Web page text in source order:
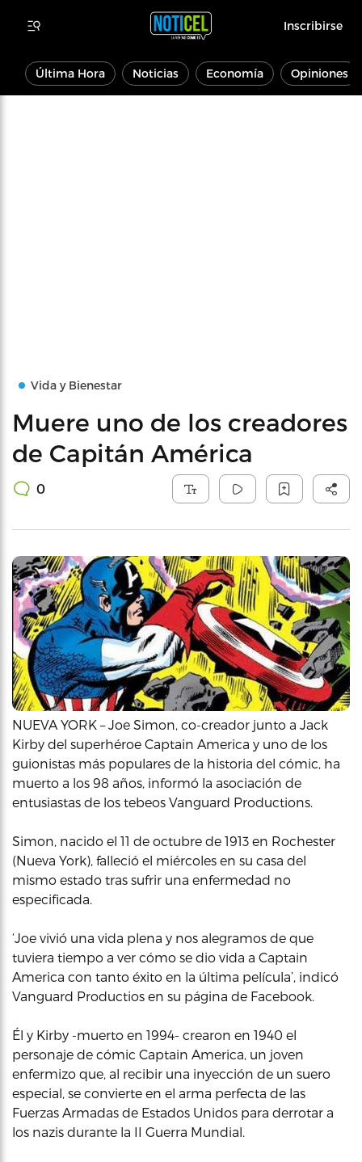
Inscribirse
Última Hora Noticias Economía Opiniones
Vida y Bienestar
Muere uno de los creadores
de Capitán América
0
NUEVA YORK – Joe Simon, co-creador junto a Jack
Kirby del superhéroe Captain America y uno de los
guionistas más populares de la historia del cómic, ha
muerto a los 98 años, informó la asociación de
entusiastas de los tebeos Vanguard Productions.
Simon, nacido el 11 de octubre de 1913 en Rochester
(Nueva York), falleció el miércoles en su casa del
mismo estado tras sufrir una enfermedad no
especificada.
‘Joe vivió una vida plena y nos alegramos de que
tuviera tiempo a ver cómo se dio vida a Captain
America con tanto éxito en la última película’, indicó
Vanguard Productios en su página de Facebook.
Él y Kirby -muerto en 1994- crearon en 1940 el
personaje de cómic Captain America, un joven
enfermizo que, al recibir una inyección de un suero
especial, se convierte en el arma perfecta de las
Fuerzas Armadas de Estados Unidos para derrotar a
los nazis durante la II Guerra Mundial.